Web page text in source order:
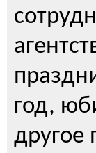
год,
другое